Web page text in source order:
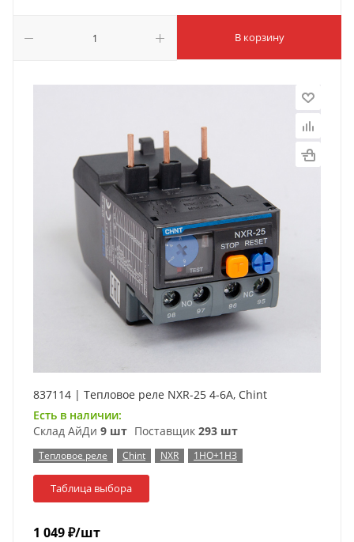
В корзину
837114 | Тепловое реле NXR-25 4-6А, Chint
Есть в наличии:
Склад АйДи 9 шт Поставщик 293 шт
Тепловое реле Chint NXR 1НО+1НЗ
Таблица выбора
1 049₽/шт